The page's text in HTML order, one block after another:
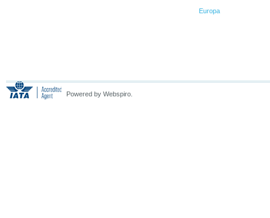
Europa
Powered by Webspiro.